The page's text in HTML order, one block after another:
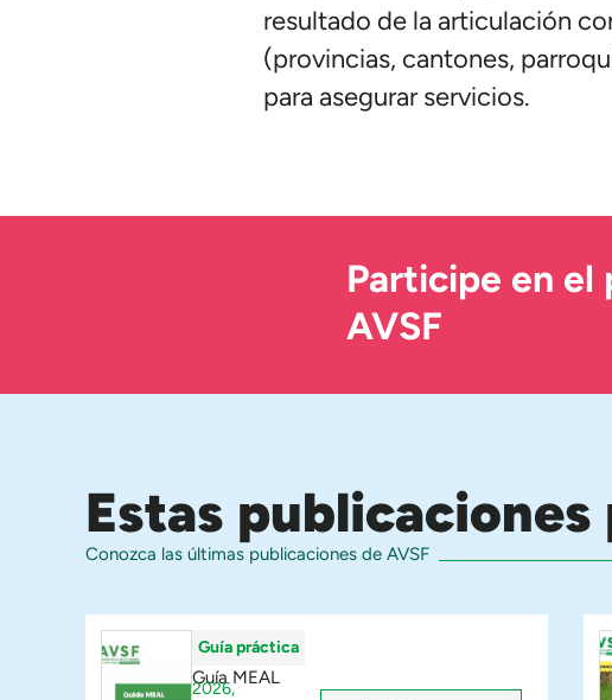
resultado de la articulación
(provincias, cantones,
para asegurar servicios.
Participe en el
AVSF
Estas
Conozca las últimas publicaciones de AVSF
Guía práctica
Guía MEAL
2026,